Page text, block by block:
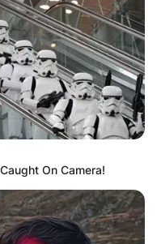
Св.
и Св.
од Делчево, во
Тработивиште,
On Camera!